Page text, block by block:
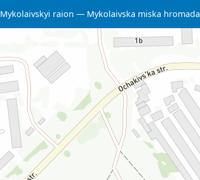
Mykolaivskyi raion Mykolaivska miska hromada